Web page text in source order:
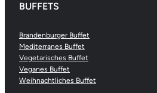
BUFFETS
Brandenburger Buffet
Mediterranes Buffet
Vegetarisches Buffet
Veganes Buffet
Weihnachtliches Buffet